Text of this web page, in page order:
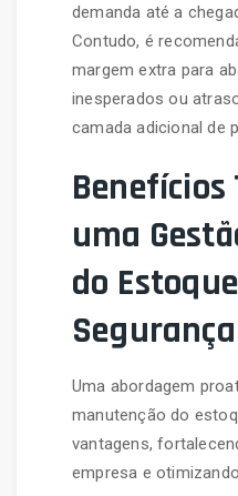
demanda até a
Contudo, é
margem extra para
inesperados ou
camada adicional de
Benefícios
uma
do
Segurança
Uma abordagem
manutenção do
vantagens,
empresa e